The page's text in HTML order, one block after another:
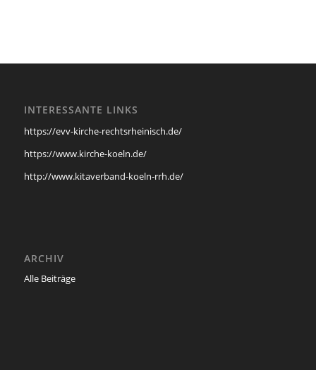
INTERESSANTE LINKS
https://evv-kirche-rechtsrheinisch.de/
https://www.kirche-koeln.de/
http://www.kitaverband-koeln-rrh.de/
ARCHIV
Alle Beiträge